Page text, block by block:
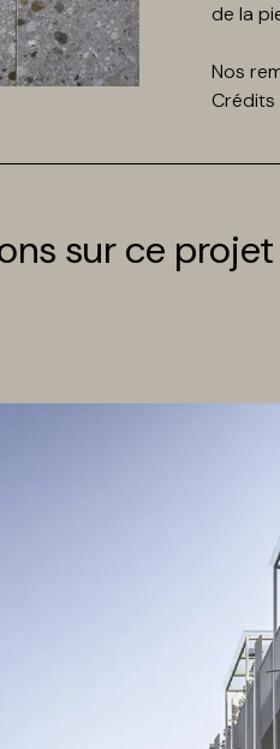
de la
Nos
Crédits
sur ce projet